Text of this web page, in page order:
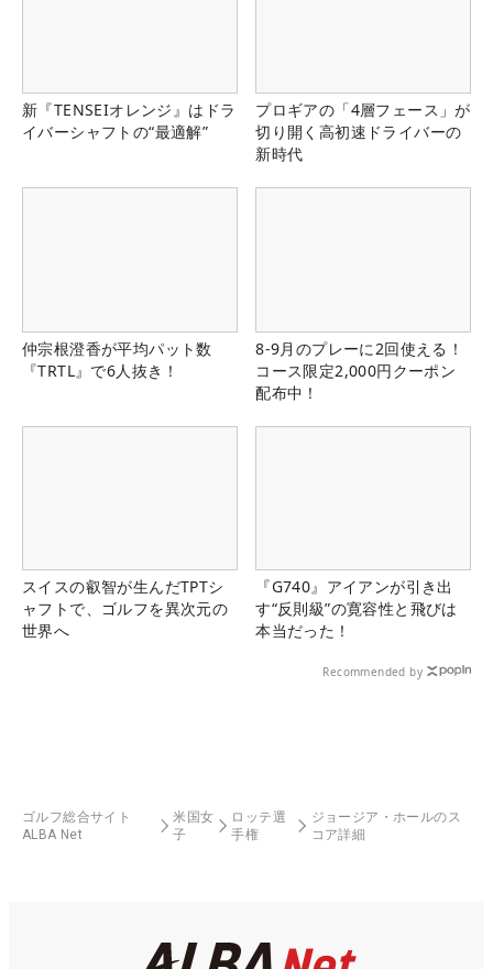
新『TENSEIオレンジ』はドラ
イバーシャフトの“最適解”
プロギアの「4層フェース」が
切り開く高初速ドライバーの
新時代
仲宗根澄香が平均パット数
『TRTL』で6人抜き！
8-9月のプレーに2回使える！
コース限定2,000円クーポン
配布中！
スイスの叡智が生んだTPTシ
ャフトで、ゴルフを異次元の
世界へ
『G740』アイアンが引き出
す“反則級”の寛容性と飛びは
本当だった！
Recommended by
ゴルフ総合サイト
ALBA Net
米国女
子
ロッテ選
手権
ジョージア・ホールのス
コア詳細